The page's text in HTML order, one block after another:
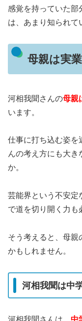
感覚を持っていた部
は、あまり知られて
母親は実
河相我聞さんの母親
います。
仕事に打ち込む姿を
んの考え方にも大き
か。
芸能界という不安定
で道を切り開く力も
そう考えると、母親
かもしれません。
河相我聞は中
河相我聞さんは、 中